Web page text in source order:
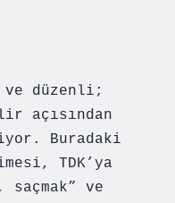
düzenli;
açısından
Buradaki
TDK’ya
saçmak” ve